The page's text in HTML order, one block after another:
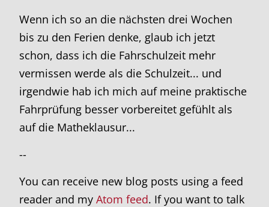
Wenn ich so an die nächsten drei Wochen
bis zu den Ferien denke, glaub ich jetzt
schon, dass ich die Fahrschulzeit mehr
vermissen werde als die Schulzeit... und
irgendwie hab ich mich auf meine praktische
Fahrprüfung besser vorbereitet gefühlt als
auf die Matheklausur...
--
You can receive new blog posts using a feed
reader and my Atom feed. If you want to talk